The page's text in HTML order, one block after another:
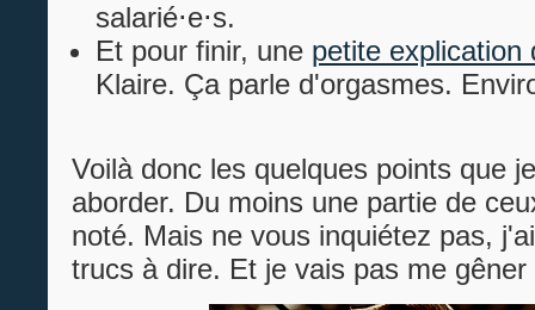
salarié⋅e⋅s.
Et pour finir, une petite explication
Klaire. Ça parle d'orgasmes.
Voilà donc les quelques points que
aborder. Du moins une partie de
noté. Mais ne vous inquiétez pas,
trucs à dire. Et je vais pas me